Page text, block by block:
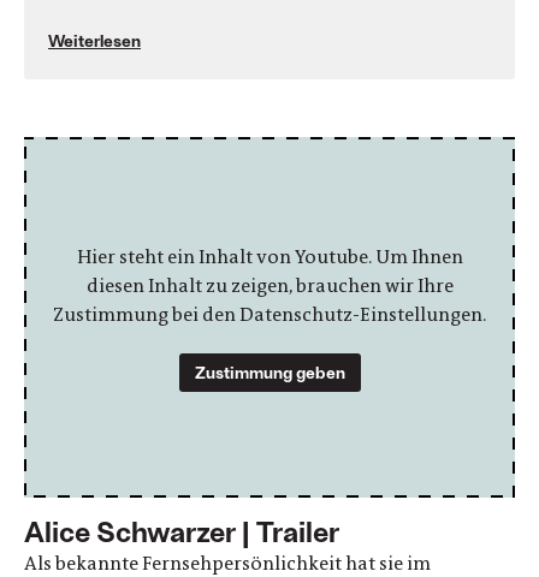
Weiterlesen
Hier steht ein Inhalt von Youtube. Um Ihnen
diesen Inhalt zu zeigen, brauchen wir Ihre
Zustimmung bei den Datenschutz-Einstellungen.
Zustimmung geben
Alice Schwarzer | Trailer
Als bekannte Fernsehpersönlichkeit hat sie im